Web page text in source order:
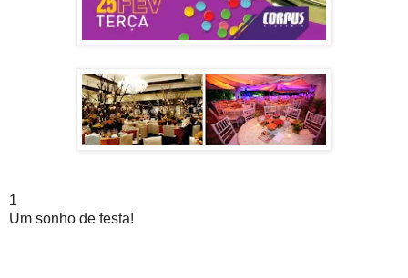
1
Um sonho de festa!